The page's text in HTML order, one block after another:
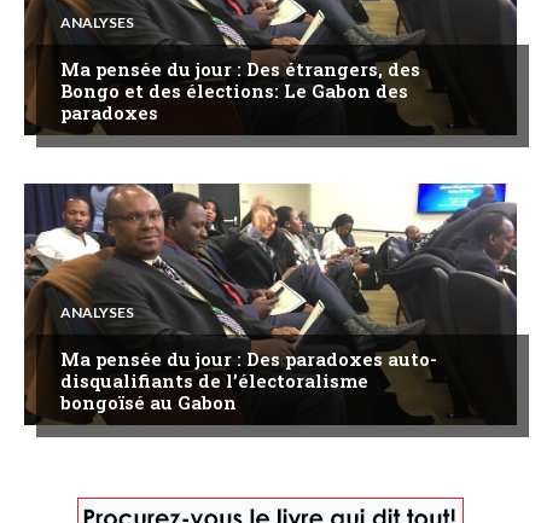
ANALYSES
Ma pensée du jour : Des étrangers, des
Bongo et des élections: Le Gabon des
paradoxes
ANALYSES
Ma pensée du jour : Des paradoxes auto-
disqualifiants de l’électoralisme
bongoïsé au Gabon